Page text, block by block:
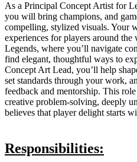
As a Principal Concept Artist for
you will bring champions, and
compelling, stylized visuals. Your
experiences for players around
Legends, where you’ll navigate
find elegant, thoughtful ways to
Concept Art Lead, you’ll help
set standards through your work,
feedback and mentorship. This
creative problem-solving, deeply
believes that player delight starts
Responsibilities: